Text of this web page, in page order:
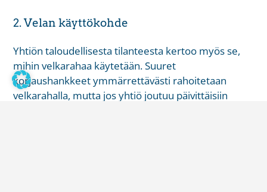
2. Velan käyttökohde
Yhtiön taloudellisesta tilanteesta kertoo myös se,
mihin velkarahaa käytetään. Suuret
korjaushankkeet ymmärrettävästi rahoitetaan
velkarahalla, mutta jos yhtiö joutuu päivittäisiin